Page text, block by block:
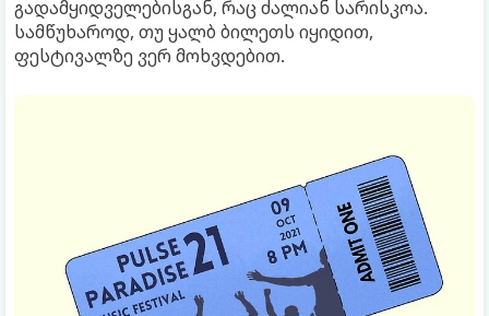
გადამყიდველებისგან, რაც ძალიან სარისკოა.
სამწუხაროდ, თუ ყალბ ბილეთს იყიდით,
ფესტივალზე ვერ მოხვდებით.